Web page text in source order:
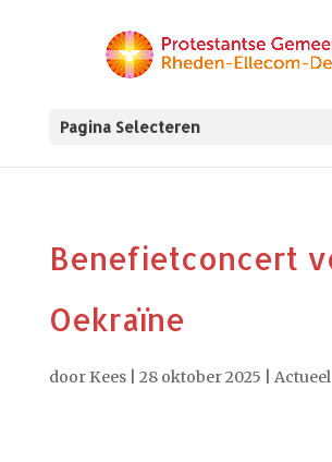
Pagina Selecteren
Benefietconcert
Oekraïne
door Kees| 28 oktober 2025 Actueel